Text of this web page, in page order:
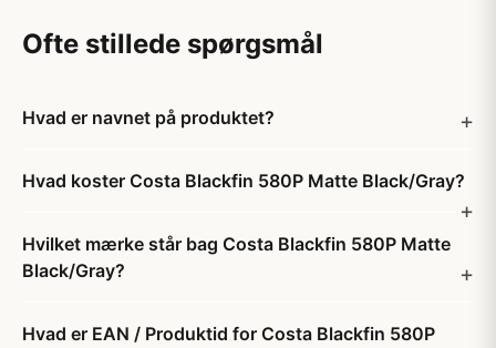
Ofte stillede spørgsmål
Hvad er navnet på produktet?
Hvad koster Costa Blackfin 580P Matte Black/Gray?
Hvilket mærke står bag Costa Blackfin 580P Matte
Black/Gray?
Hvad er EAN / Produktid for Costa Blackfin 580P